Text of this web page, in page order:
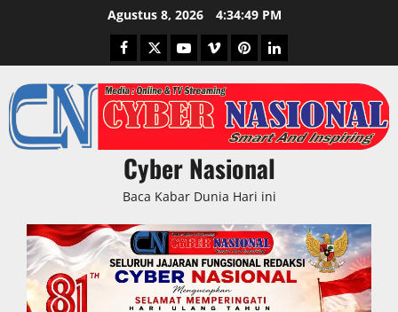
Agustus 8, 2026 4:34:50 PM
Facebook
TwitterYoutubeVimeoPinterestLinkedIn
Cyber Nasional
Baca Kabar Dunia Hari ini